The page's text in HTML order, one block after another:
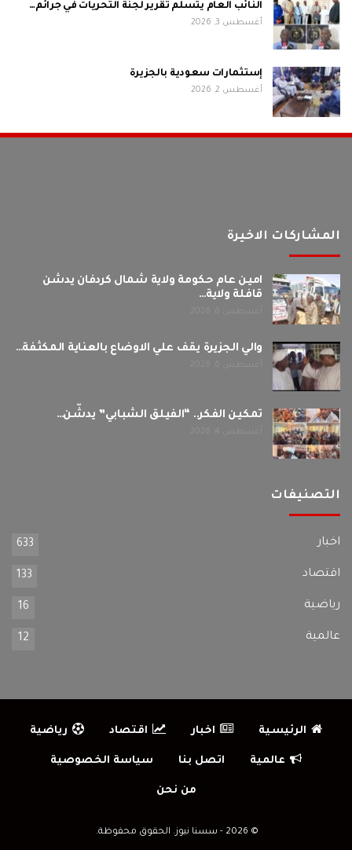
النائب العام يتسلّم تقرير لجنة التحريات في جرائم…
أغسطس 3, 2026
إستثمارات سعودية بالجزيرة
أغسطس 2, 2026
المشاركات الاخيرة
امين عام حكومة ولاية شمال كردفان يدشن
قافلة ولاية…
والي الجزيرة يقف علي الاوضاع بالعناية المكثفة…
تمكين الفكر.. “الفيلق الشبابي” يدشّن…
التصنيفات
اخبار 633
اقتصاد 133
رياضية 16
عالمية 12
الرئيسية اخبار اقتصاد رياضية
عالمية اتصل بنا سياسة الخصوصية
من نحن
© 2026 - سسنا نيوز. الحقوق محفوظة.